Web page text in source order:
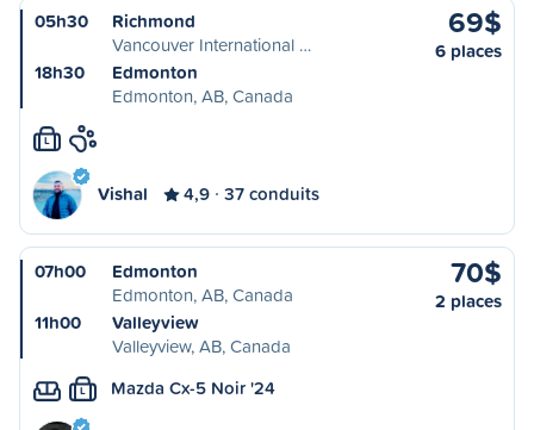
05h30
Richmond
Vancouver International …
18h30
Edmonton
Edmonton, AB, Canada
69$
6 places
L
Vishal 4,9 37 conduits
07h00
Edmonton
Edmonton, AB, Canada
11h00
Valleyview
Valleyview, AB, Canada
70$
2 places
L Mazda Cx-5 Noir '24